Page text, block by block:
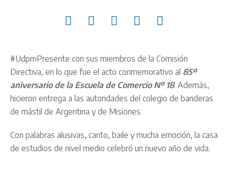
#UdpmPresente con sus miembros de la Comisión
Directiva, en lo que fue el acto conmemorativo al 85º
aniversario de la Escuela de Comercio Nº 18. Además,
hicieron entrega a las autoridades del colegio de banderas
de mástil de Argentina y de Misiones.
Con palabras alusivas, canto, baile y mucha emoción, la casa
de estudios de nivel medio celebró un nuevo año de vida.